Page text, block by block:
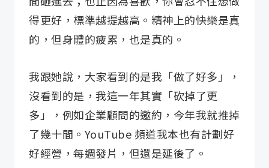
得更好，標準越提越高。精神上的快樂是真
的，但身體的疲累，也是真的。
我跟她說，大家看到的是我「做了好多」，
沒看到的是，我這一年其實「砍掉了更
多」，例如企業顧問的邀約，今年我就推掉
了幾十間。YouTube 頻道我本也有計劃好
好經營，每週發片，但還是延後了。